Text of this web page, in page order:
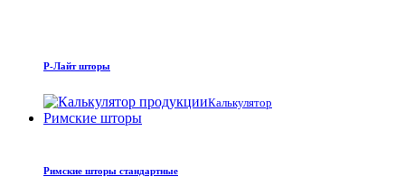
Р-Лайт шторы
Калькулятор
Римские шторы
Римские шторы стандартные